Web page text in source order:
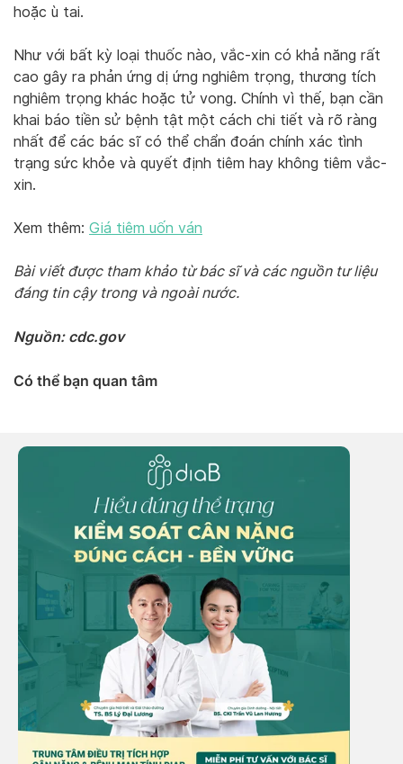
hoặc ù tai.
Như với bất kỳ loại thuốc nào, vắc-xin có khả năng rất
cao gây ra phản ứng dị ứng nghiêm trọng, thương tích
nghiêm trọng khác hoặc tử vong. Chính vì thế, bạn cần
khai báo tiền sử bệnh tật một cách chi tiết và rõ ràng
nhất để các bác sĩ có thể chẩn đoán chính xác tình
trạng sức khỏe và quyết định tiêm hay không tiêm vắc-
xin.
Xem thêm: Giá tiêm uốn ván
Bài viết được tham khảo từ bác sĩ và các nguồn tư liệu
đáng tin cậy trong và ngoài nước.
Nguồn: cdc.gov
Có thể bạn quan tâm